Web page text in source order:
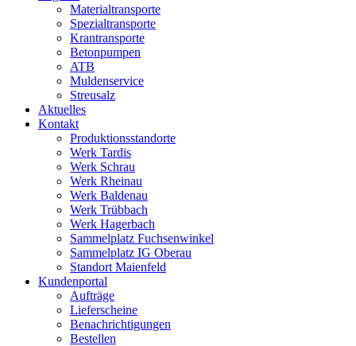
Materialtransporte
Spezialtransporte
Krantransporte
Betonpumpen
ATB
Muldenservice
Streusalz
Aktuelles
Kontakt
Produktionsstandorte
Werk Tardis
Werk Schrau
Werk Rheinau
Werk Baldenau
Werk Trübbach
Werk Hagerbach
Sammelplatz Fuchsenwinkel
Sammelplatz IG Oberau
Standort Maienfeld
Kundenportal
Aufträge
Lieferscheine
Benachrichtigungen
Bestellen